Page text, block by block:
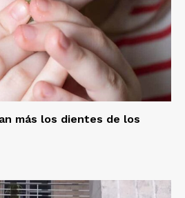
más los dientes de los